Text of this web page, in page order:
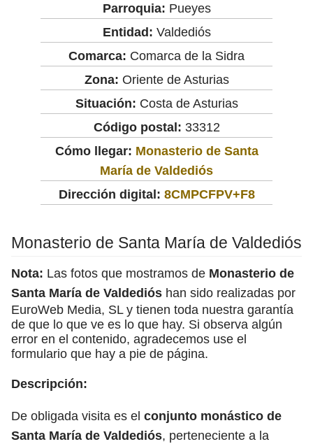
Parroquia: Pueyes
Entidad: Valdediós
Comarca: Comarca de la Sidra
Zona: Oriente de Asturias
Situación: Costa de Asturias
Código postal: 33312
Cómo llegar: Monasterio de Santa
María de Valdediós
Dirección digital: 8CMPCFPV+F8
Monasterio de Santa María de Valdediós
Nota: Las fotos que mostramos de Monasterio de
Santa María de Valdediós han sido realizadas por
EuroWeb Media, SL y tienen toda nuestra garantía
de que lo que ve es lo que hay. Si observa algún
error en el contenido, agradecemos use el
formulario que hay a pie de página.
Descripción:
De obligada visita es el conjunto monástico de
Santa María de Valdediós, perteneciente a la